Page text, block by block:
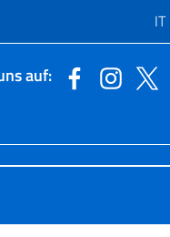
IT
auf:
sito live